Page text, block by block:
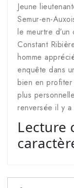
Jeune
Semur-en-
le meurtre
Constant
homme
enquête dans
bien en
plus
renversée il y
Lecture